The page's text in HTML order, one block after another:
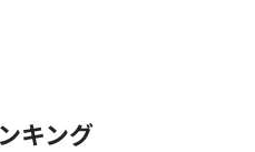
キング